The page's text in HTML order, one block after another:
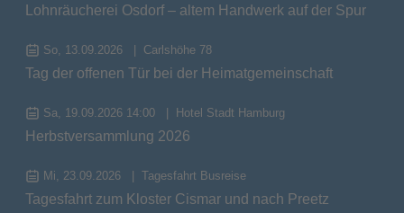
Lohnräucherei Osdorf – altem Handwerk auf der Spur
So, 13.09.2026 Carlshöhe 78
Tag der offenen Tür bei der Heimatgemeinschaft
Sa, 19.09.2026 14:00 Hotel Stadt Hamburg
Herbstversammlung 2026
Mi, 23.09.2026 Tagesfahrt Busreise
Tagesfahrt zum Kloster Cismar und nach Preetz